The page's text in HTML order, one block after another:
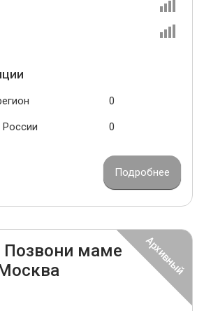
0
0
Подробнее
Позвони маме